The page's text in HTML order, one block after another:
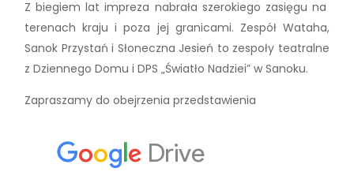
Z biegiem lat impreza nabrała szerokiego zasięgu na
terenach kraju i poza jej granicami. Zespół Wataha,
Sanok Przystań i Słoneczna Jesień to zespoły teatralne
z Dziennego Domu i DPS „Światło Nadziei” w Sanoku.
Zapraszamy do obejrzenia przedstawienia